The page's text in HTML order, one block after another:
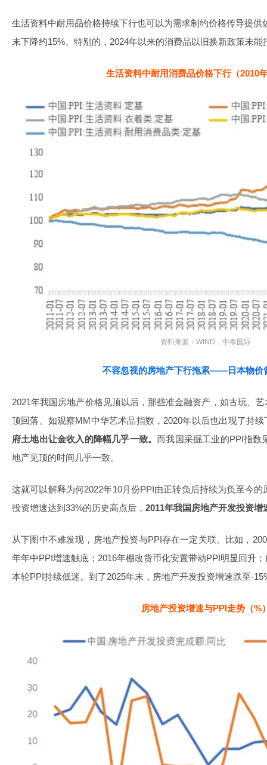
生活资料中耐用品价格持续下行也可以为需求制约价格传导提供
末下降约15%。特别的，2024年以来的消费品以旧换新政策未
生活资料中耐用消费品价格下行（2010
资料来源：WIND，中泰国际
不容忽视的房地产下行拖累——日本物价
2021年我国房地产价格见顶以后，那些准金融资产，如古玩、
顶回落。如观察MM中华艺术品指数，2020年以后也出现了持续
府土地出让金收入的降幅几乎一致。而我国采掘工业的PPI指数
地产见顶的时间几乎一致。
这就可以解释为何2022年10月份PPI由正转负后持续为负至今
投资增速达到33%的历史高点后， 2011年我国房地产开发投资增
从下图中不难发现，房地产投资与PPI存在一定关联。比如，
年年中PPI增速触底；2016年棚改货币化安置带动PPI明显回升
本轮PPI持续低迷。到了2025年末，房地产开发投资增速跌至-
房地产投资增速与PPI走势（%